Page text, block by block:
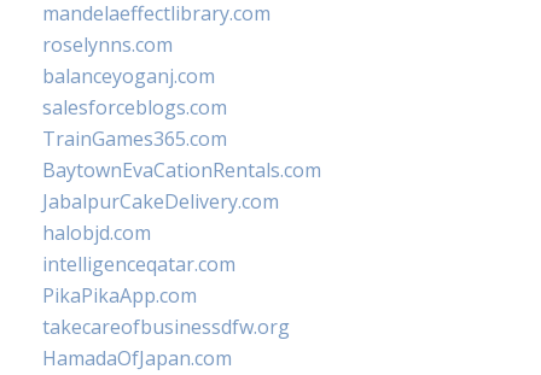
mandelaeffectlibrary.com
roselynns.com
balanceyoganj.com
salesforceblogs.com
TrainGames365.com
BaytownEvaCationRentals.com
JabalpurCakeDelivery.com
halobjd.com
intelligenceqatar.com
PikaPikaApp.com
takecareofbusinessdfw.org
HamadaOfJapan.com